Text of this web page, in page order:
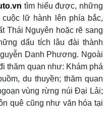
tìm hiểu được, những
lữ hành lên phía bắc,
Thái Nguyên hoặc rẽ sang
dấu tích lâu đài thành
Danh Phương. Ngoài
thăm quan như: Khám phá
du thuyền; thăm quan
vùng rừng núi Đại Lải;
quê cũng như văn hóa tại